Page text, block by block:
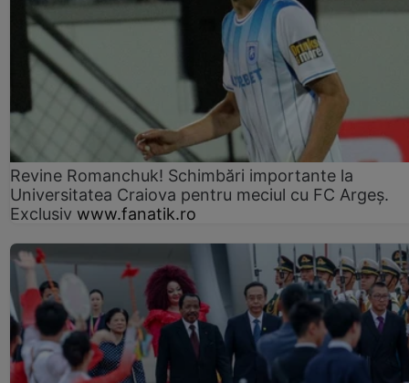
Revine Romanchuk! Schimbări importante la
Universitatea Craiova pentru meciul cu FC Argeş.
Exclusiv www.fanatik.ro